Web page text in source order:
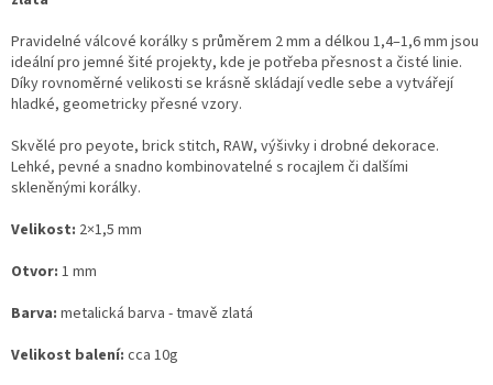
Pravidelné válcové korálky s průměrem 2 mm a délkou 1,4–1,6 mm jsou
ideální pro jemné šité projekty, kde je potřeba přesnost a čisté linie.
Díky rovnoměrné velikosti se krásně skládají vedle sebe a vytvářejí
hladké, geometricky přesné vzory.
Skvělé pro peyote, brick stitch, RAW, výšivky i drobné dekorace.
Lehké, pevné a snadno kombinovatelné s rocajlem či dalšími
skleněnými korálky.
Velikost: 2×1,5 mm
Otvor: 1 mm
Barva: metalická barva - tmavě zlatá
Velikost balení: cca 10g